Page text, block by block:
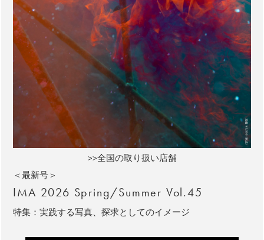
>>全国の取り扱い店舗
＜最新号＞
IMA 2026 Spring/Summer Vol.45
特集：実践する写真、探求としてのイメージ